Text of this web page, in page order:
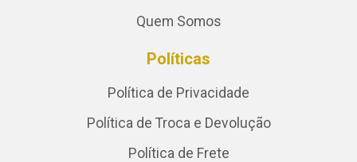
Quem Somos
Políticas
Política de Privacidade
Política de Troca e Devolução
Política de Frete